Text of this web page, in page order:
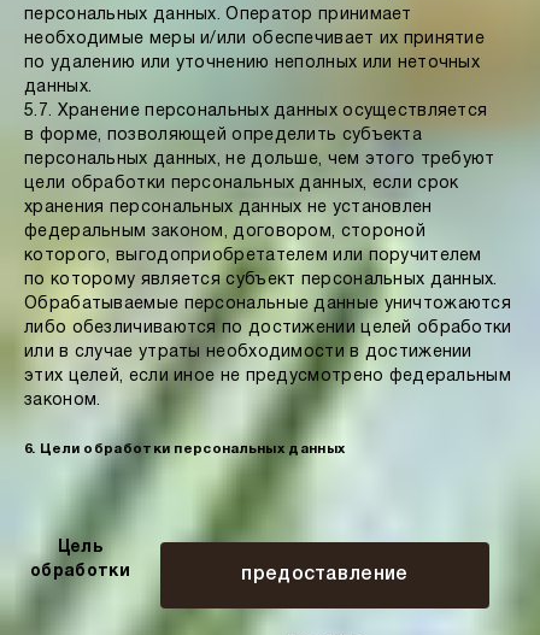
персональных данных. Оператор принимает
необходимые меры и/или обеспечивает их принятие
по удалению или уточнению неполных или неточных
данных.
5.7. Хранение персональных данных осуществляется
в форме, позволяющей определить субъекта
персональных данных, не дольше, чем этого требуют
цели обработки персональных данных, если срок
хранения персональных данных не установлен
федеральным законом, договором, стороной
которого, выгодоприобретателем или поручителем
по которому является субъект персональных данных.
Обрабатываемые персональные данные уничтожаются
либо обезличиваются по достижении целей обработки
или в случае утраты необходимости в достижении
этих целей, если иное не предусмотрено федеральным
законом.
6. Цели обработки персональных данных
Цель
обработки
предоставление